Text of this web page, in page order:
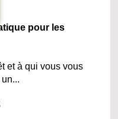
pour les
et à qui vous vous